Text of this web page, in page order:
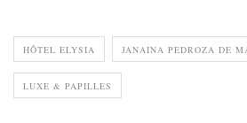
HÔTEL ELYSIA JANAINA PEDROZA DE
LUXE & PAPILLES